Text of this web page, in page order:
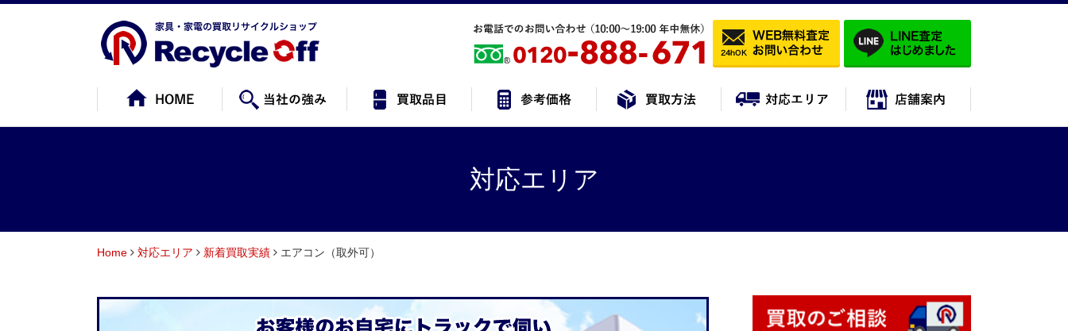
対応エリア
Home 対応エリア 新着買取実績 エアコン（取外可）